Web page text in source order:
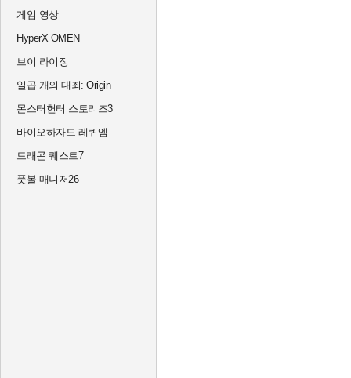
게임 영상
HyperX OMEN
브이 라이징
일곱 개의 대죄: Origin
몬스터헌터 스토리즈3
바이오하자드 레퀴엠
드래곤 퀘스트7
풋볼 매니저26